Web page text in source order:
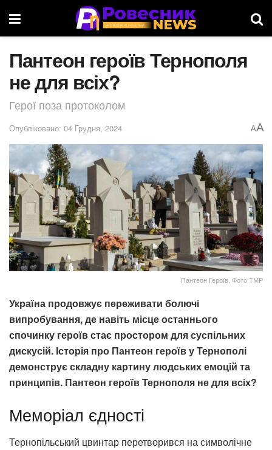
Пантеон героїв Тернополя
не для всіх?
Герої поза протоколом
Опубліковано: 04 Грудня, 2024 AA
Пантеон Героїв. Фото ТМР
Україна продовжує переживати болючі
випробування, де навіть місце останнього
спочинку героїв стає простором для суспільних
дискусій. Історія про Пантеон героїв у Тернополі
демонструє складну картину людських емоцій та
принципів. Пантеон героїв Тернополя не для всіх?
Меморіал єдності
Тернопільський цвинтар перетворився на символічне